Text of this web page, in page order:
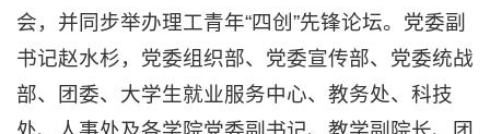
会，并同步举办理工青年“四创”先锋论坛。党委副
书记赵水杉，党委组织部、党委宣传部、党委统战
部、团委、大学生就业服务中心、教务处、科技